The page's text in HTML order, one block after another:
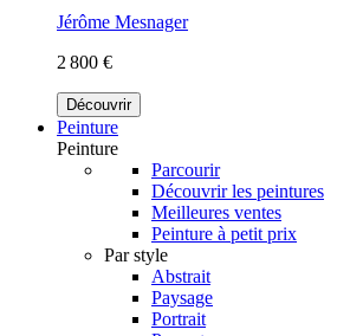
Jérôme Mesnager
2 800 €
Découvrir
Peinture
Peinture
Parcourir
Découvrir les peintures
Meilleures ventes
Peinture à petit prix
Par style
Abstrait
Paysage
Portrait